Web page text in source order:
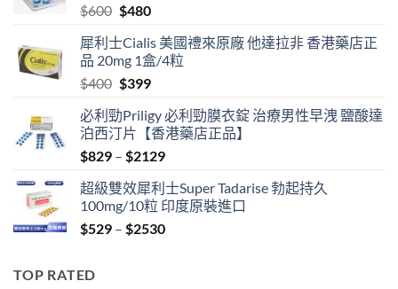
$600 Original
was:
$600.
$480Current
is:
$480.
犀利士Cialis 美國禮來原廠 他達拉非 香港藥店正
品 20mg 1盒/4粒
$400 Original
was:
$400.
$399Current
is:
$399.
必利勁Priligy 必利勁膜衣錠 治療男性早洩 鹽酸達
泊西汀片【香港藥店正品】
$829 – $2129Price
$829
through
$2129
超級雙效犀利士Super Tadarise 勃起持久
100mg/10粒 印度原裝進口
$529 – $2530Price
TOP RATED